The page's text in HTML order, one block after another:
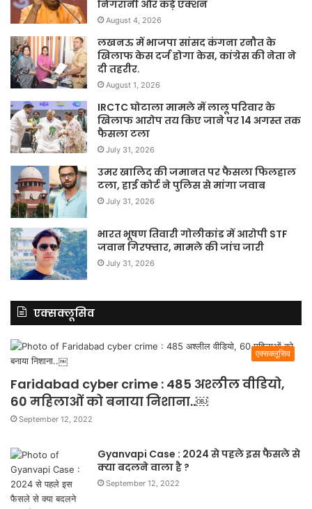
निगरानी और कड़े एक्शन
August 4, 2026
लखनऊ में भाजपा सांसद कंगना रनौत के
खिलाफ केस दर्ज होगा केस, कांग्रेस की नेता ने
दी तहरीर.
August 1, 2026
IRCTC घोटाला मामले में लालू परिवार के
खिलाफ आरोप तय किए जाने पर 14 अगस्त तक
फैसला टला
July 31, 2026
उमर खालिद की जमानत पर फैसला फिलहाल
टला, हाई कोर्ट ने पुलिस से मांगा जवाब
July 31, 2026
भारत भूषण तिवारी गोलीकांड में आरोपी STF
जवान गिरफ्तार, मामले की जांच जारी
July 31, 2026
एक्सक्लूसिव
एक्सक्लूसिव
Faridabad cyber crime : 485 अश्लील वीडियो,
60 महिलाओं को बनाया निशाना..￼
September 12, 2022
Gyanvapi Case : 2024 से पहले इस फैसले से
क्या बदलने वाला है ?
September 12, 2022